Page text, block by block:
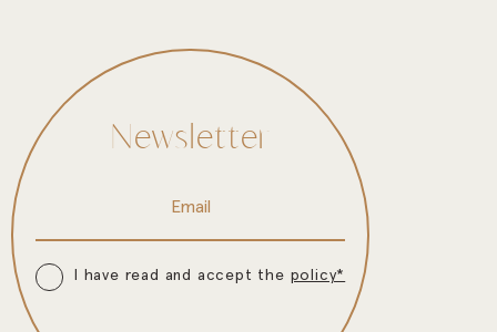
Newsletter
I have read and accept the policy*